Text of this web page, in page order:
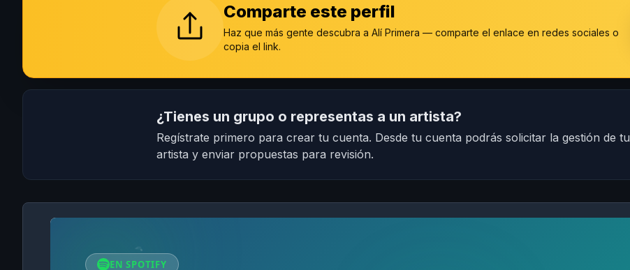
Comparte este perfil
Haz que más gente descubra a Alí Primera — comparte el enlace en redes sociales o
copia el link.
¿Tienes un grupo o representas a un artista?
Regístrate primero para crear tu cuenta. Desde tu cuenta podrás solicitar la gestión de tu
artista y enviar propuestas para revisión.